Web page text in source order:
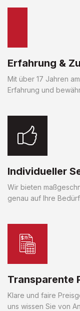
Erfahrung &
Mit über 17 Jahren
Erfahrung und
Individueller
Wir bieten
genau auf Ihre
Transparente
Klare und faire
uns wissen Sie von